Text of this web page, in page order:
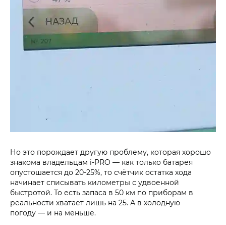
Но это порождает другую проблему, которая хорошо
знакома владельцам i‑PRO — как только батарея
опустошается до 20-25%, то счётчик остатка хода
начинает списывать километры с удвоенной
быстротой. То есть запаса в 50 км по приборам в
реальности хватает лишь на 25. А в холодную
погоду — и на меньше.